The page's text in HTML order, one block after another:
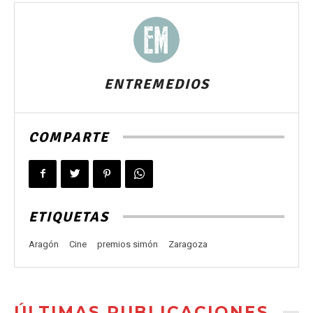
ENTREMEDIOS
COMPARTE
ETIQUETAS
Aragón Cine premios simón Zaragoza